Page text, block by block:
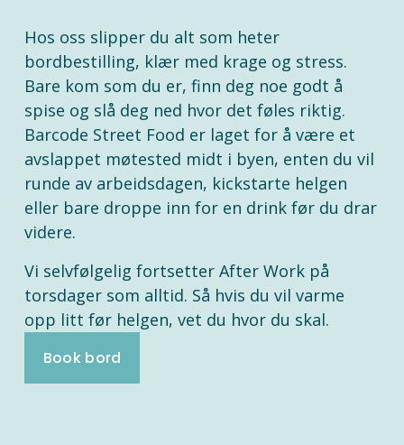
Hos oss slipper du alt som heter
bordbestilling, klær med krage og stress.
Bare kom som du er, finn deg noe godt å
spise og slå deg ned hvor det føles riktig.
Barcode Street Food er laget for å være et
avslappet møtested midt i byen, enten du vil
runde av arbeidsdagen, kickstarte helgen
eller bare droppe inn for en drink før du drar
videre.
Vi selvfølgelig fortsetter After Work på
torsdager som alltid. Så hvis du vil varme
opp litt før helgen, vet du hvor du skal.
Book bord